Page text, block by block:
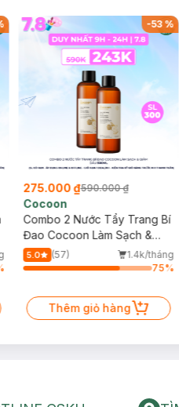
-53%
275.000 ₫590.000 ₫
Cocoon
Combo 2 Nước Tẩy Trang Bí
Đao Cocoon Làm Sạch &
Giảm Dầu 500ml
5.0 (57)
1.4k/tháng
75%
Thêm giỏ hàng